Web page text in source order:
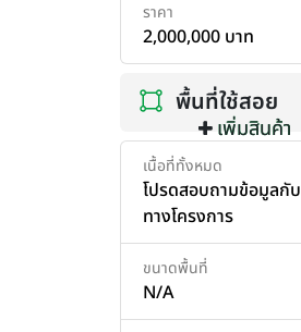
เพิ่มสินค้า
เพิ่มสินค้า
ราคา
2,000,000 บาท
พื้นที่ใช้สอย
เนื้อที่ทั้งหมด
โปรดสอบถามข้อมูลกับ
ทางโครงการ
ขนาดพื้นที่
N/A